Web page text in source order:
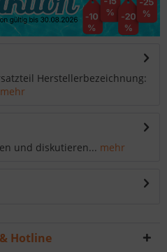
Herstellerbezeichnung:
mehr
und diskutieren... mehr
Hotline